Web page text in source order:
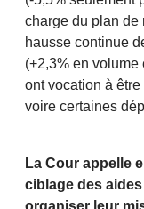
charge du plan de
hausse continue
(+2,3% en
ont vocation à
voire certaines
La Cour appelle
ciblage des